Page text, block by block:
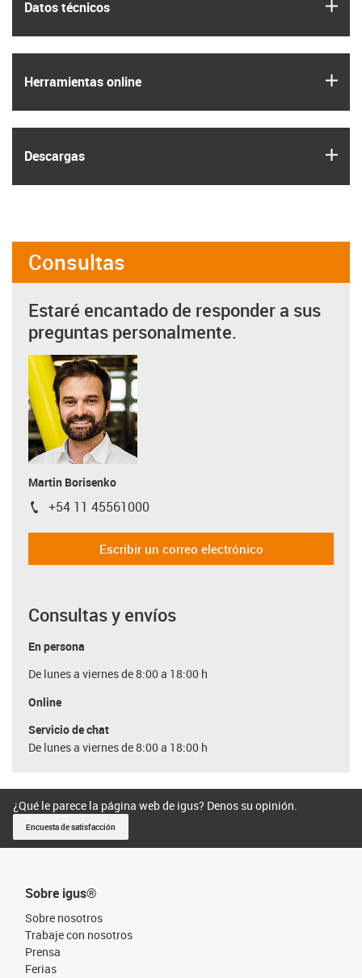
Datos técnicos
Herramientas online
Descargas
Consultas
Estaré encantado de responder a sus
preguntas personalmente.
Martin Borisenko
igus-icon-phone
+54 11 45561000
Escribir un correo electrónico
Consultas y envíos
En persona
De lunes a viernes de 8:00 a 18:00 h
Online
Servicio de chat
De lunes a viernes de 8:00 a 18:00 h
¿Qué le parece la página web de igus? Denos su opinión.
Encuesta de satisfacción
Sobre igus®
Sobre nosotros
Trabaje con nosotros
Prensa
Ferias